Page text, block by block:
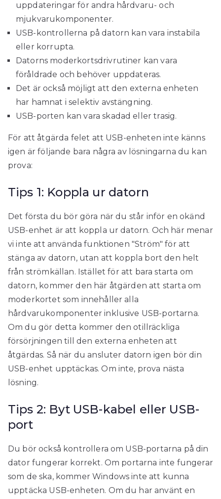
uppdateringar för andra hårdvaru- och
mjukvarukomponenter.
USB-kontrollerna på datorn kan vara instabila
eller korrupta.
Datorns moderkortsdrivrutiner kan vara
föråldrade och behöver uppdateras.
Det är också möjligt att den externa enheten
har hamnat i selektiv avstängning.
USB-porten kan vara skadad eller trasig.
För att åtgärda felet att USB-enheten inte känns
igen är följande bara några av lösningarna du kan
prova:
Tips 1: Koppla ur datorn
Det första du bör göra när du står inför en okänd
USB-enhet är att koppla ur datorn. Och här menar
vi inte att använda funktionen "Ström" för att
stänga av datorn, utan att koppla bort den helt
från strömkällan. Istället för att bara starta om
datorn, kommer den här åtgärden att starta om
moderkortet som innehåller alla
hårdvarukomponenter inklusive USB-portarna.
Om du gör detta kommer den otillräckliga
försörjningen till den externa enheten att
åtgärdas. Så när du ansluter datorn igen bör din
USB-enhet upptäckas. Om inte, prova nästa
lösning.
Tips 2: Byt USB-kabel eller USB-
port
Du bör också kontrollera om USB-portarna på din
dator fungerar korrekt. Om portarna inte fungerar
som de ska, kommer Windows inte att kunna
upptäcka USB-enheten. Om du har använt en